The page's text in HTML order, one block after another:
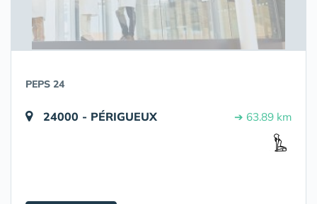
PEPS 24
24000 - PÉRIGUEUX ➔ 63.89 km